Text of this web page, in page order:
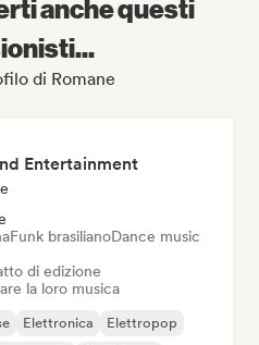
anche questi
di Romane
Entertainment
Funk brasilianoDance music
di edizione
la loro musica
Elettronica
Elettropop